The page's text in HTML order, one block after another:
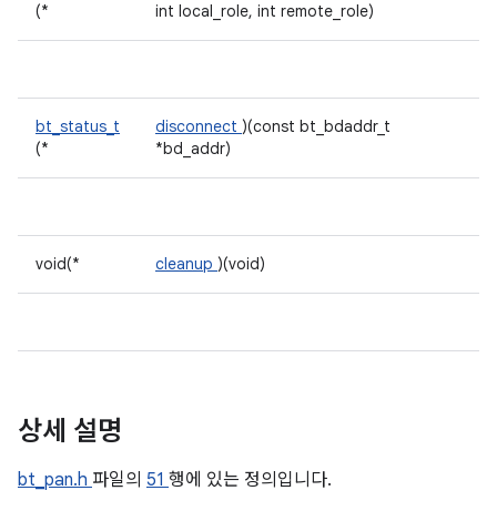
(*
int local_role, int remote_role)
bt_status_t
(*
disconnect )(const bt_bdaddr_t
*bd_addr)
void(* cleanup )(void)
상세 설명
bt_pan.h 파일의 51 행에 있는 정의입니다.